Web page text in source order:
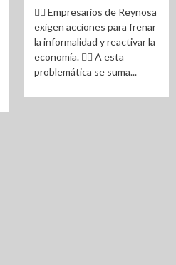
✍🏽️ Empresarios de Reynosa
exigen acciones para frenar
la informalidad y reactivar la
economía. ✍🏽️ A esta
problemática se suma...